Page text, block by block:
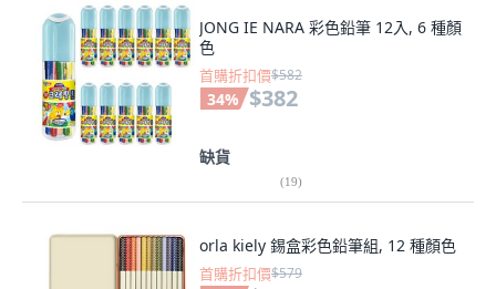
JONG IE NARA 彩色鉛筆 12入, 6 種顏
色
首購折扣價$582
34% $382
缺貨
(19)
orla kiely 錫盒彩色鉛筆組, 12 種顏色
首購折扣價$579